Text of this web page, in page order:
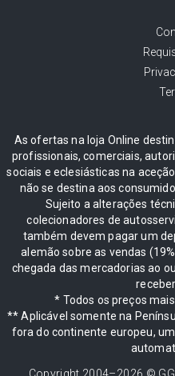
As ofertas na loja Online
profissionais, comerciais,
sociais e eclesiásticas na
não se destina aos
Sujeito a alterações
colecionadores de
também devem pagar um
alemão sobre as vendas
chegada das mercadorias ao
* Todos os preços
** Aplicável somente na
fora do continente europeu,